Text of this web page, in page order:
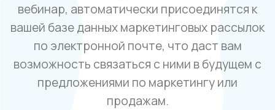
вебинар, автоматически присоединятся к
вашей базе данных маркетинговых рассылок
по электронной почте, что даст вам
возможность связаться с ними в будущем с
предложениями по маркетингу или
продажам.